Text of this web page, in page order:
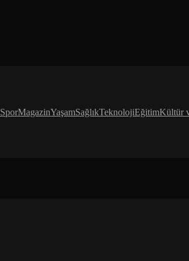
SporMagazinYaşamSağlıkTeknolojiEğitimKültür